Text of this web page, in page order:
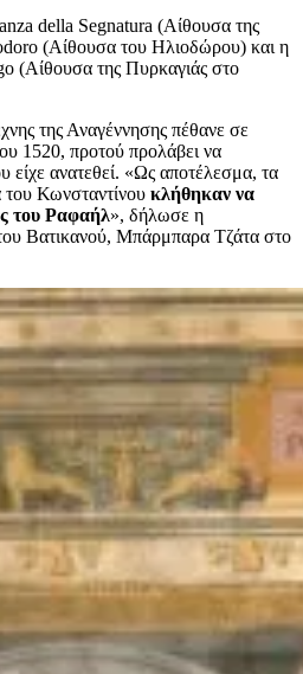
della Segnatura (Αίθουσα της
(Αίθουσα του Ηλιοδώρου) και η
(Αίθουσα της Πυρκαγιάς στο
της Αναγέννησης πέθανε σε
1520, προτού προλάβει να
είχε ανατεθεί. «Ως αποτέλεσμα, τα
του Κωνσταντίνου κλήθηκαν να
του Ραφαήλ», δήλωσε η
Βατικανού, Μπάρμπαρα Τζάτα στο